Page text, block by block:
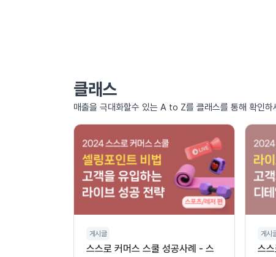
클래스
매출을 극대화할수 있는 A to Z를 클래스를 통해 확인하
게시글
스스로 커머스 스쿨 성공사례 - 스
게시
스